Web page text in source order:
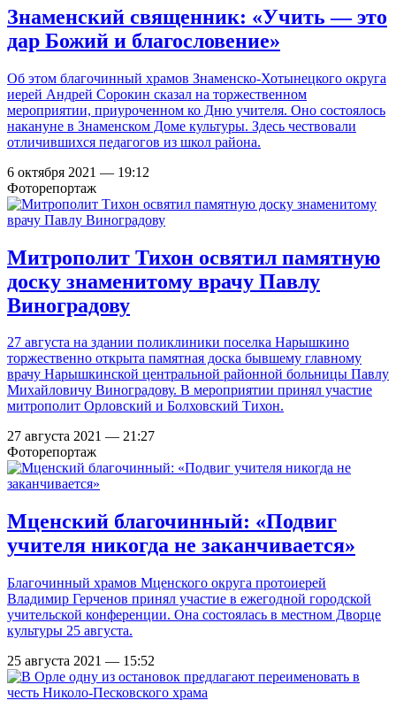
Знаменский священник: «Учить — это
дар Божий и благословение»
Об этом благочинный храмов Знаменско-Хотынецкого округа
иерей Андрей Сорокин сказал на торжественном
мероприятии, приуроченном ко Дню учителя. Оно состоялось
накануне в Знаменском Доме культуры. Здесь чествовали
отличившихся педагогов из школ района.
6 октября 2021 — 19:12
Фоторепортаж
Митрополит Тихон освятил памятную
доску знаменитому врачу Павлу
Виноградову
27 августа на здании поликлиники поселка Нарышкино
торжественно открыта памятная доска бывшему главному
врачу Нарышкинской центральной районной больницы Павлу
Михайловичу Виноградову. В мероприятии принял участие
митрополит Орловский и Болховский Тихон.
27 августа 2021 — 21:27
Фоторепортаж
Мценский благочинный: «Подвиг
учителя никогда не заканчивается»
Благочинный храмов Мценского округа протоиерей
Владимир Герченов принял участие в ежегодной городской
учительской конференции. Она состоялась в местном Дворце
культуры 25 августа.
25 августа 2021 — 15:52